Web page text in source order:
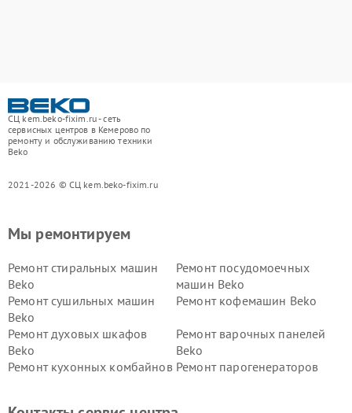
СЦ kem.beko-fixim.ru - сеть
сервисных центров в Кемерово по
ремонту и обслуживанию техники
Beko
2021-2026 © СЦ kem.beko-fixim.ru
Мы ремонтируем
Ремонт стиральных машин
Beko
Ремонт посудомоечных
машин Beko
Ремонт сушильных машин
Beko
Ремонт кофемашин Beko
Ремонт духовых шкафов
Beko
Ремонт варочных панелей
Beko
Ремонт кухонных комбайнов Ремонт парогенераторов